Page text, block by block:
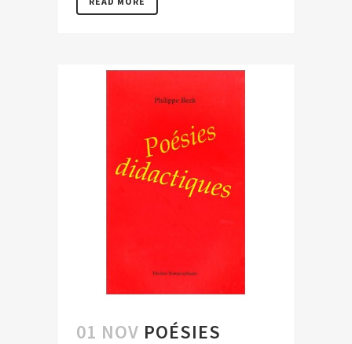
01 NOV POÉSIES